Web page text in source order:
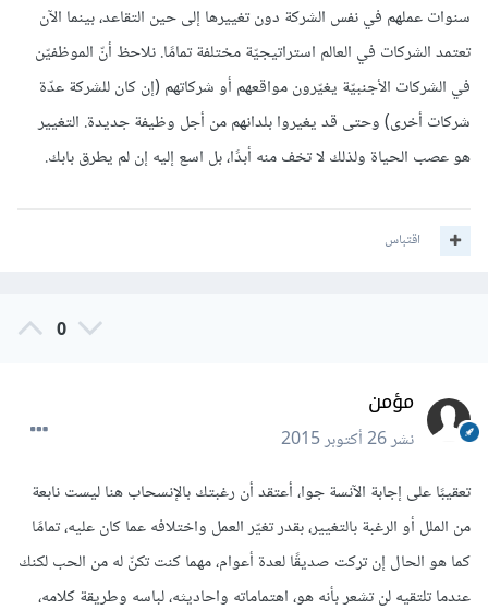
سنوات عملهم في نفس الشركة دون تغييرها إلى حين التقاعد، بينما الآن
تعتمد الشركات في العالم استراتيجيّة مختلفة تمامًا. نلاحظ أنّ الموظفيّن
في الشركات الأجنبيّة يغيّرون مواقعهم أو شركاتهم (إن كان للشركة عدّة
شركات أخرى) وحتى قد يغيروا بلدانهم من أجل وظيفة جديدة. التغيير
هو عصب الحياة ولذلك لا تخف منه أبدًا، بل اسع إليه إن لم يطرق بابك.
اقتباس
0
مؤمن
نشر26 أكتوبر 2015
تعقيبًا على إجابة الآنسة جوا، أعتقد أن رغبتك بالإنسحاب هنا ليست نابعة
من الملل أو الرغبة بالتغيير، بقدر تغيّر العمل واختلافه عما كان عليه، تمامًا
كما هو الحال إن تركت صديقًا لعدة أعوام، مهما كنت تكنّ له من الحب لكنك
عندما تلتقيه لن تشعر بأنه هو، اهتماماته واحاديثه، لباسه وطريقة كلامه،